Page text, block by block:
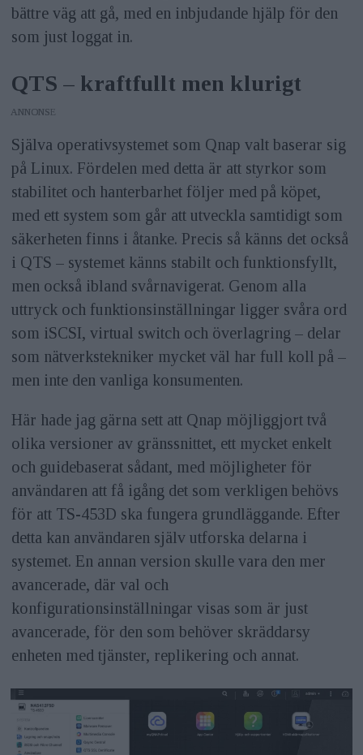
bättre väg att gå, med en inbjudande hjälp för den
som just loggat in.
QTS – kraftfullt men klurigt
ANNONS
Själva operativsystemet som Qnap valt baserar sig
på Linux. Fördelen med detta är att styrkor som
stabilitet och hanterbarhet följer med på köpet,
med ett system som går att utveckla samtidigt som
säkerheten finns i åtanke. Precis så känns det också
i QTS – systemet känns stabilt och funktionsfyllt,
men också ibland svårnavigerat. Genom alla
uttryck och funktionsinställningar ligger svåra ord
som iSCSI, virtual switch och överlagring – delar
som nätverkstekniker mycket väl har full koll på –
men inte den vanliga konsumenten.
Här hade jag gärna sett att Qnap möjliggjort två
olika versioner av gränssnittet, ett mycket enkelt
och guidebaserat sådant, med möjligheter för
användaren att få igång det som verkligen behövs
för att TS-453D ska fungera grundläggande. Efter
detta kan användaren själv utforska delarna i
systemet. En annan version skulle vara den mer
avancerade, där val och
konfigurationsinställningar visas som är just
avancerade, för den som behöver skräddarsy
enheten med tjänster, replikering och annat.